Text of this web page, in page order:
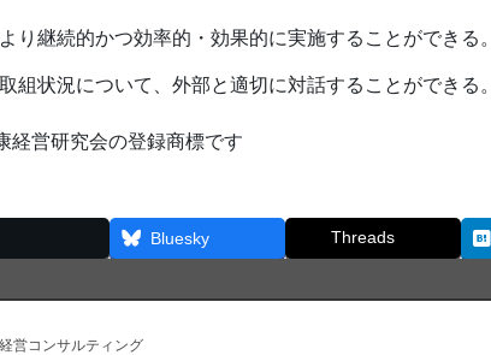
り継続的かつ効率的・効果的に実施することができる。
組状況について、外部と適切に対話することができる。
営研究会の登録商標です
Bluesky Threads
営コンサルティング